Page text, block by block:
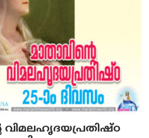
വിമലഹൃദയപ്രതിഷ്ഠ